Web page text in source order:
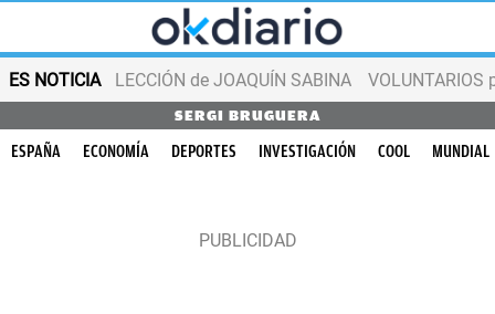
ES NOTICIA LECCIÓN de JOAQUÍN SABINA VOLUNTARIOS
SERGI BRUGUERA
ESPAÑA ECONOMÍA DEPORTES INVESTIGACIÓN COOL MUNDIAL